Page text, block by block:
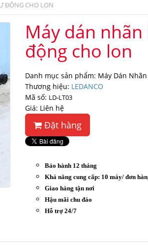
ĐỘNG CHO LON
Máy dán
động cho lon
Danh mục sản phẩm: Máy Dán Nhãn
Thương hiệu: LEDANCO
Mã số: LD-LT03
Giá: Liên hệ
Đặt hàng
Bảo hành 12 tháng
Khả năng cung cấp: 10 máy/ đơn
Giao hàng tận nơi
Hậu mãi chu đáo
Hỗ trợ 24/7